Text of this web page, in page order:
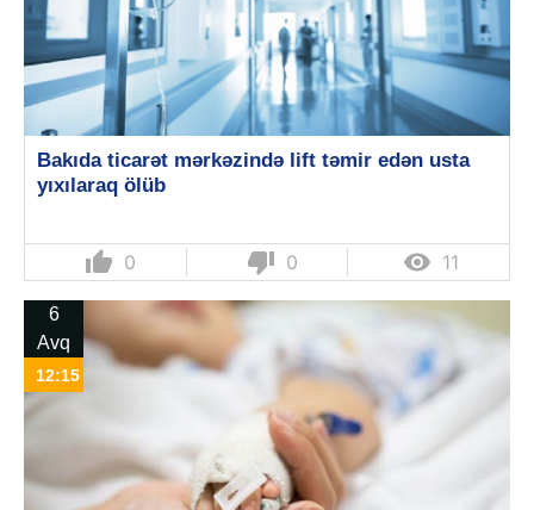
Bakıda ticarət mərkəzində lift təmir edən usta
yıxılaraq ölüb
thumb_up 0 thumb_down 0  11
6
Avq
12:15